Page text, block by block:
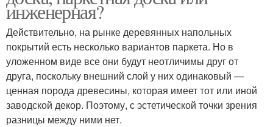
инженерная?
Действительно, на рынке деревянных напольных
покрытий есть несколько вариантов паркета. Но в
уложенном виде все они будут неотличимы друг от
друга, поскольку внешний слой у них одинаковый —
ценная порода древесины, которая имеет тот или иной
заводской декор. Поэтому, с эстетической точки зрения
разницы между ними нет.